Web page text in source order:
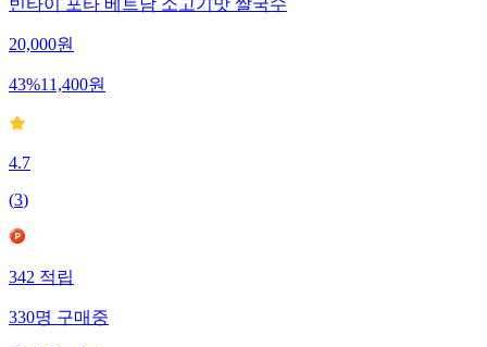
빈타이 포타 베트남 소고기맛 쌀국수
20,000원
43%11,400원
4.7
(3)
342적립
330명구매중